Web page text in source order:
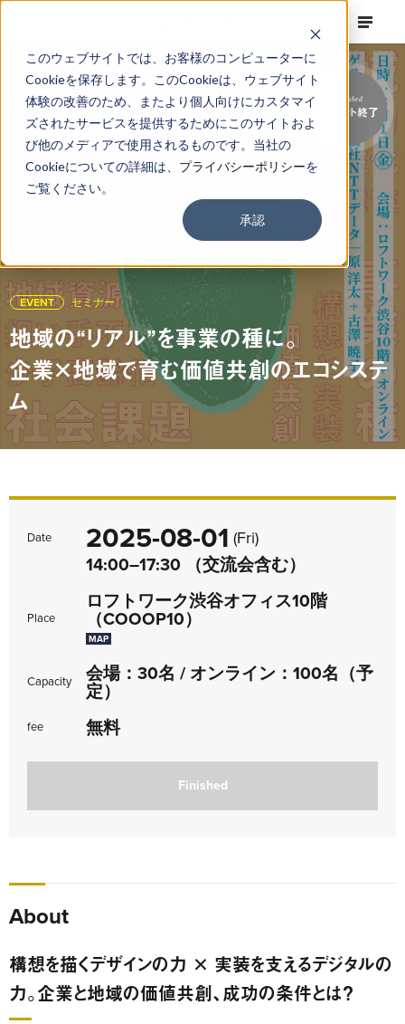
このウェブサイトでは、お客様のコンピューターに
Cookieを保存します。このCookieは、ウェブサイト
体験の改善のため、またより個人向けにカスタマイ
ズされたサービスを提供するためにこのサイトおよ
び他のメディアで使用されるものです。当社の
Cookieについての詳細は、 プライバシーポリシーを
ご覧ください。
承認
EVENT セミナー
地域の“リアル”を事業の種に。
企業×地域で育む価値共創のエコシステ
ム
Finished
イベント終了
Date 2025-08-01 (Fri)
14:00–17:30 （交流会含む）
Place
ロフトワーク渋谷オフィス10階
（COOOP10）
MAP
Capacity
会場：30名 / オンライン：100名（予
定）
fee 無料
Finished
About
構想を描くデザインの力 × 実装を支えるデジタルの
力。企業と地域の価値共創、成功の条件とは？